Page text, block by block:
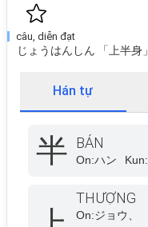
câu, diễn đạt
じょうはんしん 「上半身」
Hán tự
半 BÁN
On:ハン Kun:
THƯỢNG
On:ジョウ、